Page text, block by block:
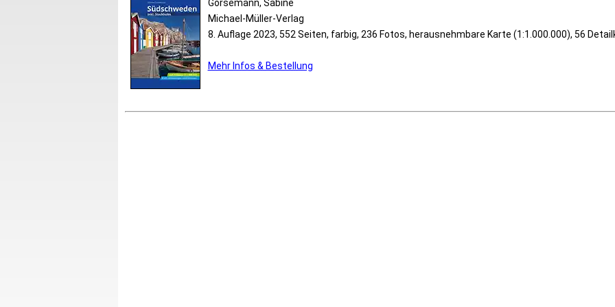
Gorsemann, Sabine
Michael-Müller-Verlag
8. Auflage 2023, 552 Seiten, farbig, 236 Fotos, herausnehmbare Karte (1:1.000.000), 56
Mehr Infos & Bestellung